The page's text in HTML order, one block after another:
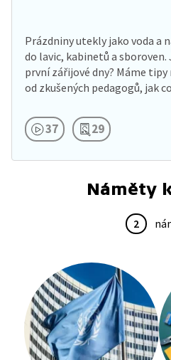
Prázdniny utekly jako voda a
do lavic, kabinetů a
první zářijové dny? Máme
od zkušených pedagogů, jak
37 29
Náměty
2